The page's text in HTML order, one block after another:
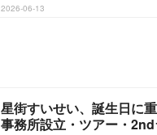
2026-06-13
星街すいせい、誕生日に
事務所設立・ツアー・